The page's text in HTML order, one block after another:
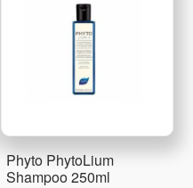
Phyto PhytoLium
Shampoo 250ml